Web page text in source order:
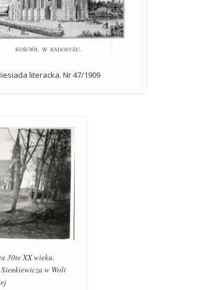
literacka. Nr 47/1909
30te XX wieku.
w Woli